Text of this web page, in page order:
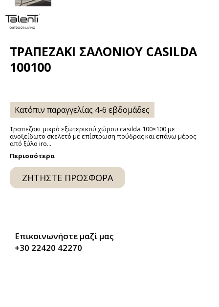
ΤΡΑΠΕΖΆΚΙ ΣΑΛΟΝΙΟΎ CASILDA
100100
Κατόπιν παραγγελίας 4-6 εβδομάδες
Τραπεζάκι μικρό εξωτερικού χώρου casilda 100×100 με
ανοξείδωτο σκελετό με επίστρωση πούδρας και επάνω μέρος
από ξύλο iro...
Περισσότερα
ΖΗΤΉΣΤΕ ΠΡΟΣΦΟΡΆ
Επικοινωνήστε μαζί μας
+30 22420 42270